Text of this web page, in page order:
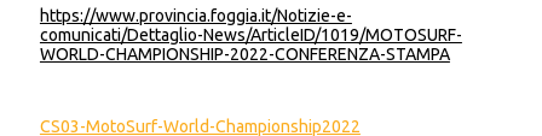
https://www.provincia.foggia.it/Notizie-e-
comunicati/Dettaglio-News/ArticleID/1019/MOTOSURF-
WORLD-CHAMPIONSHIP-2022-CONFERENZA-STAMPA
CS03-MotoSurf-World-Championship2022